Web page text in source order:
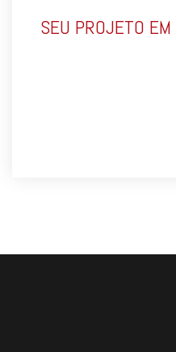
SEU PROJETO